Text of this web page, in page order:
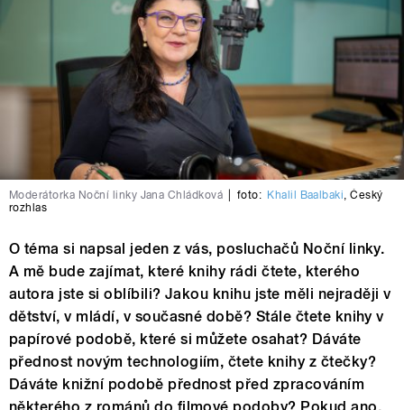
Moderátorka Noční linky Jana Chládková foto: Khalil Baalbaki,Český
rozhlas
O téma si napsal jeden z vás, posluchačů Noční linky.
A mě bude zajímat, které knihy rádi čtete, kterého
autora jste si oblíbili? Jakou knihu jste měli nejraději v
dětství, v mládí, v současné době? Stále čtete knihy v
papírové podobě, které si můžete osahat? Dáváte
přednost novým technologiím, čtete knihy z čtečky?
Dáváte knižní podobě přednost před zpracováním